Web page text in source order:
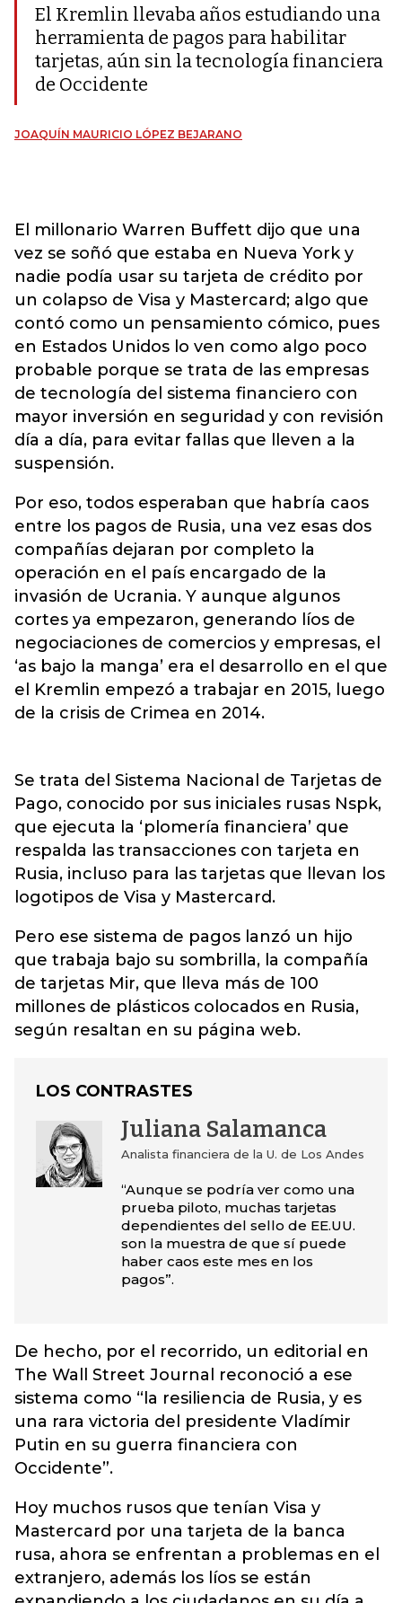
El Kremlin llevaba años estudiando una
herramienta de pagos para habilitar
tarjetas, aún sin la tecnología financiera
de Occidente
JOAQUÍN MAURICIO LÓPEZ BEJARANO
El millonario Warren Buffett dijo que una
vez se soñó que estaba en Nueva York y
nadie podía usar su tarjeta de crédito por
un colapso de Visa y Mastercard; algo que
contó como un pensamiento cómico, pues
en Estados Unidos lo ven como algo poco
probable porque se trata de las empresas
de tecnología del sistema financiero con
mayor inversión en seguridad y con revisión
día a día, para evitar fallas que lleven a la
suspensión.
Por eso, todos esperaban que habría caos
entre los pagos de Rusia, una vez esas dos
compañías dejaran por completo la
operación en el país encargado de la
invasión de Ucrania. Y aunque algunos
cortes ya empezaron, generando líos de
negociaciones de comercios y empresas, el
‘as bajo la manga’ era el desarrollo en el que
el Kremlin empezó a trabajar en 2015, luego
de la crisis de Crimea en 2014.
Se trata del Sistema Nacional de Tarjetas de
Pago, conocido por sus iniciales rusas Nspk,
que ejecuta la ‘plomería financiera’ que
respalda las transacciones con tarjeta en
Rusia, incluso para las tarjetas que llevan los
logotipos de Visa y Mastercard.
Pero ese sistema de pagos lanzó un hijo
que trabaja bajo su sombrilla, la compañía
de tarjetas Mir, que lleva más de 100
millones de plásticos colocados en Rusia,
según resaltan en su página web.
LOS CONTRASTES
Juliana Salamanca
Analista financiera de la U. de Los Andes
“Aunque se podría ver como una
prueba piloto, muchas tarjetas
dependientes del sello de EE.UU.
son la muestra de que sí puede
haber caos este mes en los
pagos”.
De hecho, por el recorrido, un editorial en
The Wall Street Journal reconoció a ese
sistema como “la resiliencia de Rusia, y es
una rara victoria del presidente Vladímir
Putin en su guerra financiera con
Occidente”.
Hoy muchos rusos que tenían Visa y
Mastercard por una tarjeta de la banca
rusa, ahora se enfrentan a problemas en el
extranjero, además los líos se están